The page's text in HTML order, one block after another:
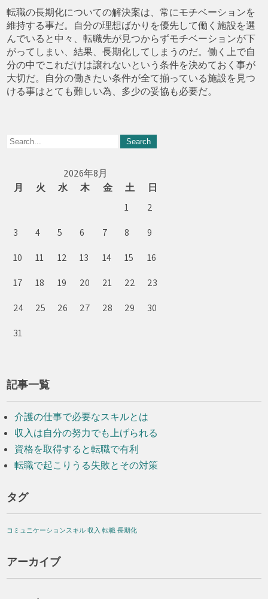
転職の長期化についての解決案は、常にモチベーションを
維持する事だ。自分の理想ばかりを優先して働く施設を選
んでいると中々、転職先が見つからずモチベーションが下
がってしまい、結果、長期化してしまうのだ。働く上で自
分の中でこれだけは譲れないという条件を決めておく事が
大切だ。自分の働きたい条件が全て揃っている施設を見つ
ける事はとても難しい為、多少の妥協も必要だ。
2026年8月
月
火 水 木 金 土
日
1
2
3
4 5 6 7 8
9
10
11 12 13 14 15
16
17
18 19 20 21 22
23
24
25 26 27 28 29
30
31
記事一覧
介護の仕事で必要なスキルとは
収入は自分の努力でも上げられる
資格を取得すると転職で有利
転職で起こりうる失敗とその対策
タグ
コミュニケーションスキル 収入 転職 長期化
アーカイブ